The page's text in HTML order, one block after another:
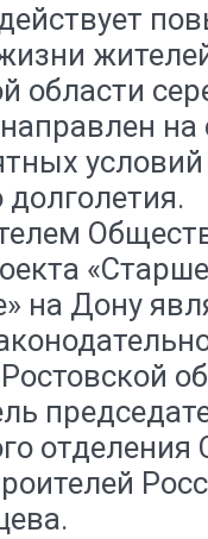
области
на
долголетия.
на Дону
отделения